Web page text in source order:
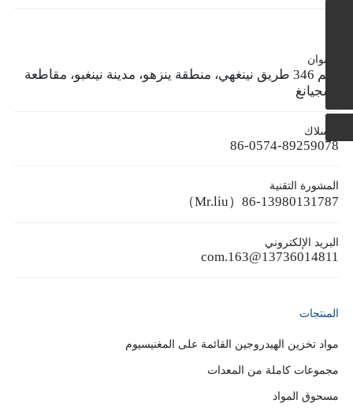
العنوان
رقم 346 طريق نينغهي، منطقة ينزهو، مدينة نينغبو، مقاطعة
تشجيانغ
الأسلاك
86-0574-89259078
المشورة التقنية
86-13980131787（Mr.liu）
البريد الإلكتروني
13736014811@163.com
المنتجات
مواد تخزين الهيدروجين القائمة على المغنيسيوم
مجموعات كاملة من المعدات
مسحوق المواد
86-13980131787